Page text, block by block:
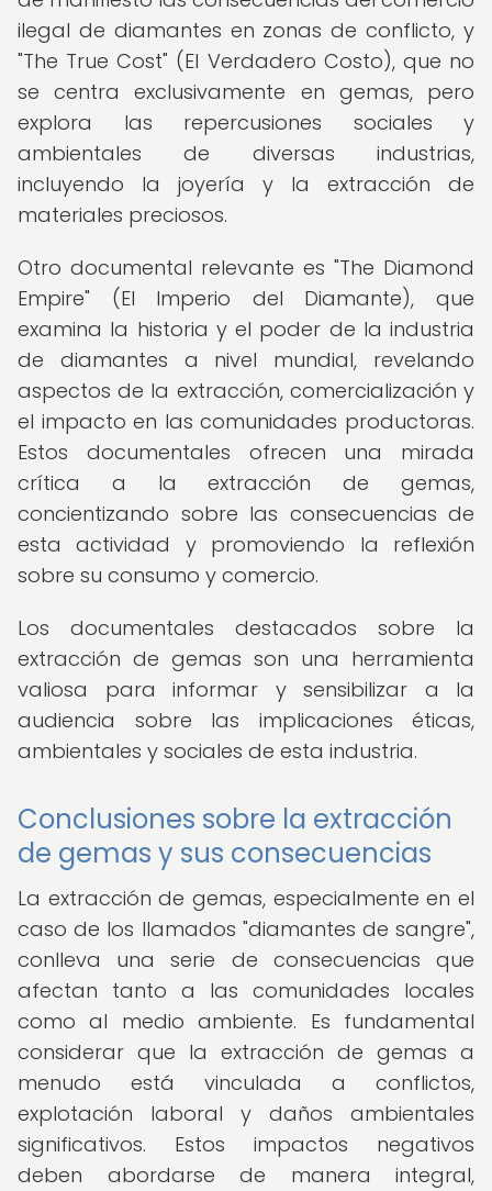
ilegal de diamantes en zonas de conflicto, y
"The True Cost" (El Verdadero Costo), que no
se centra exclusivamente en gemas, pero
explora las repercusiones sociales y
ambientales de diversas industrias,
incluyendo la joyería y la extracción de
materiales preciosos.
Otro documental relevante es "The Diamond
Empire" (El Imperio del Diamante), que
examina la historia y el poder de la industria
de diamantes a nivel mundial, revelando
aspectos de la extracción, comercialización y
el impacto en las comunidades productoras.
Estos documentales ofrecen una mirada
crítica a la extracción de gemas,
concientizando sobre las consecuencias de
esta actividad y promoviendo la reflexión
sobre su consumo y comercio.
Los documentales destacados sobre la
extracción de gemas son una herramienta
valiosa para informar y sensibilizar a la
audiencia sobre las implicaciones éticas,
ambientales y sociales de esta industria.
Conclusiones sobre la extracción
de gemas y sus consecuencias
La extracción de gemas, especialmente en el
caso de los llamados "diamantes de sangre",
conlleva una serie de consecuencias que
afectan tanto a las comunidades locales
como al medio ambiente. Es fundamental
considerar que la extracción de gemas a
menudo está vinculada a conflictos,
explotación laboral y daños ambientales
significativos. Estos impactos negativos
deben abordarse de manera integral,